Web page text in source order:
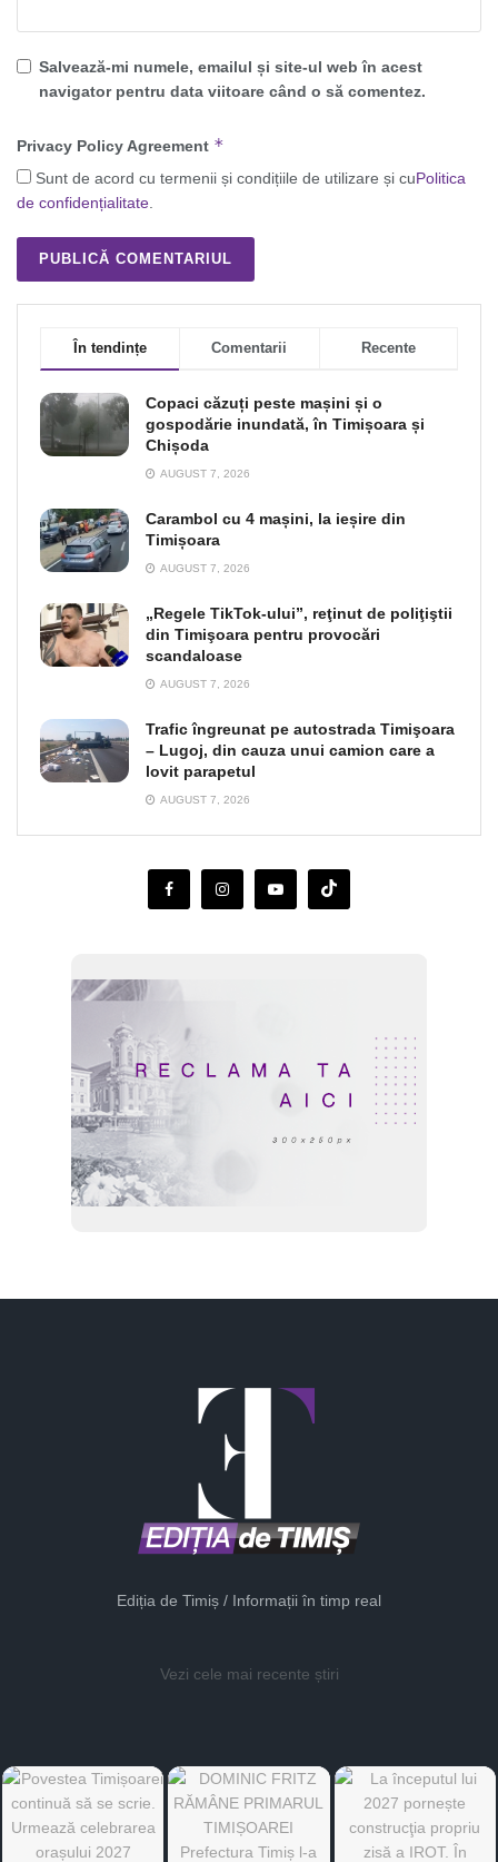
Salvează-mi numele, emailul și site-ul web în acest
navigator pentru data viitoare când o să comentez.
Privacy Policy Agreement *
Sunt de acord cu termenii și condițiile de utilizare și cuPolitica
de confidențialitate
În tendințe Comentarii Recente
Copaci căzuți peste mașini și o
gospodărie inundată, în Timișoara și
Chișoda
AUGUST 7, 2026
Carambol cu 4 mașini, la ieșire din
Timișoara
AUGUST 7, 2026
„Regele TikTok-ului”, reţinut de poliţiştii
din Timişoara pentru provocări
scandaloase
AUGUST 7, 2026
Trafic îngreunat pe autostrada Timişoara
– Lugoj, din cauza unui camion care a
lovit parapetul
AUGUST 7, 2026
Ediția de Timiș / Informații în timp real
Vezi cele mai recente știri